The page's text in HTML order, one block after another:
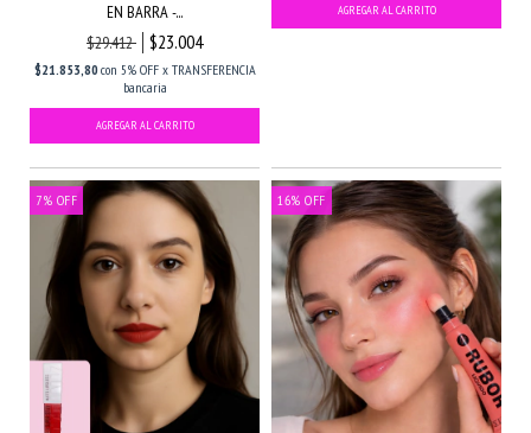
EN BARRA -...
$29.412
$23.004
$21.853,80con 5% OFF x TRANSFERENCIA
bancaria
7% OFF 16% OFF